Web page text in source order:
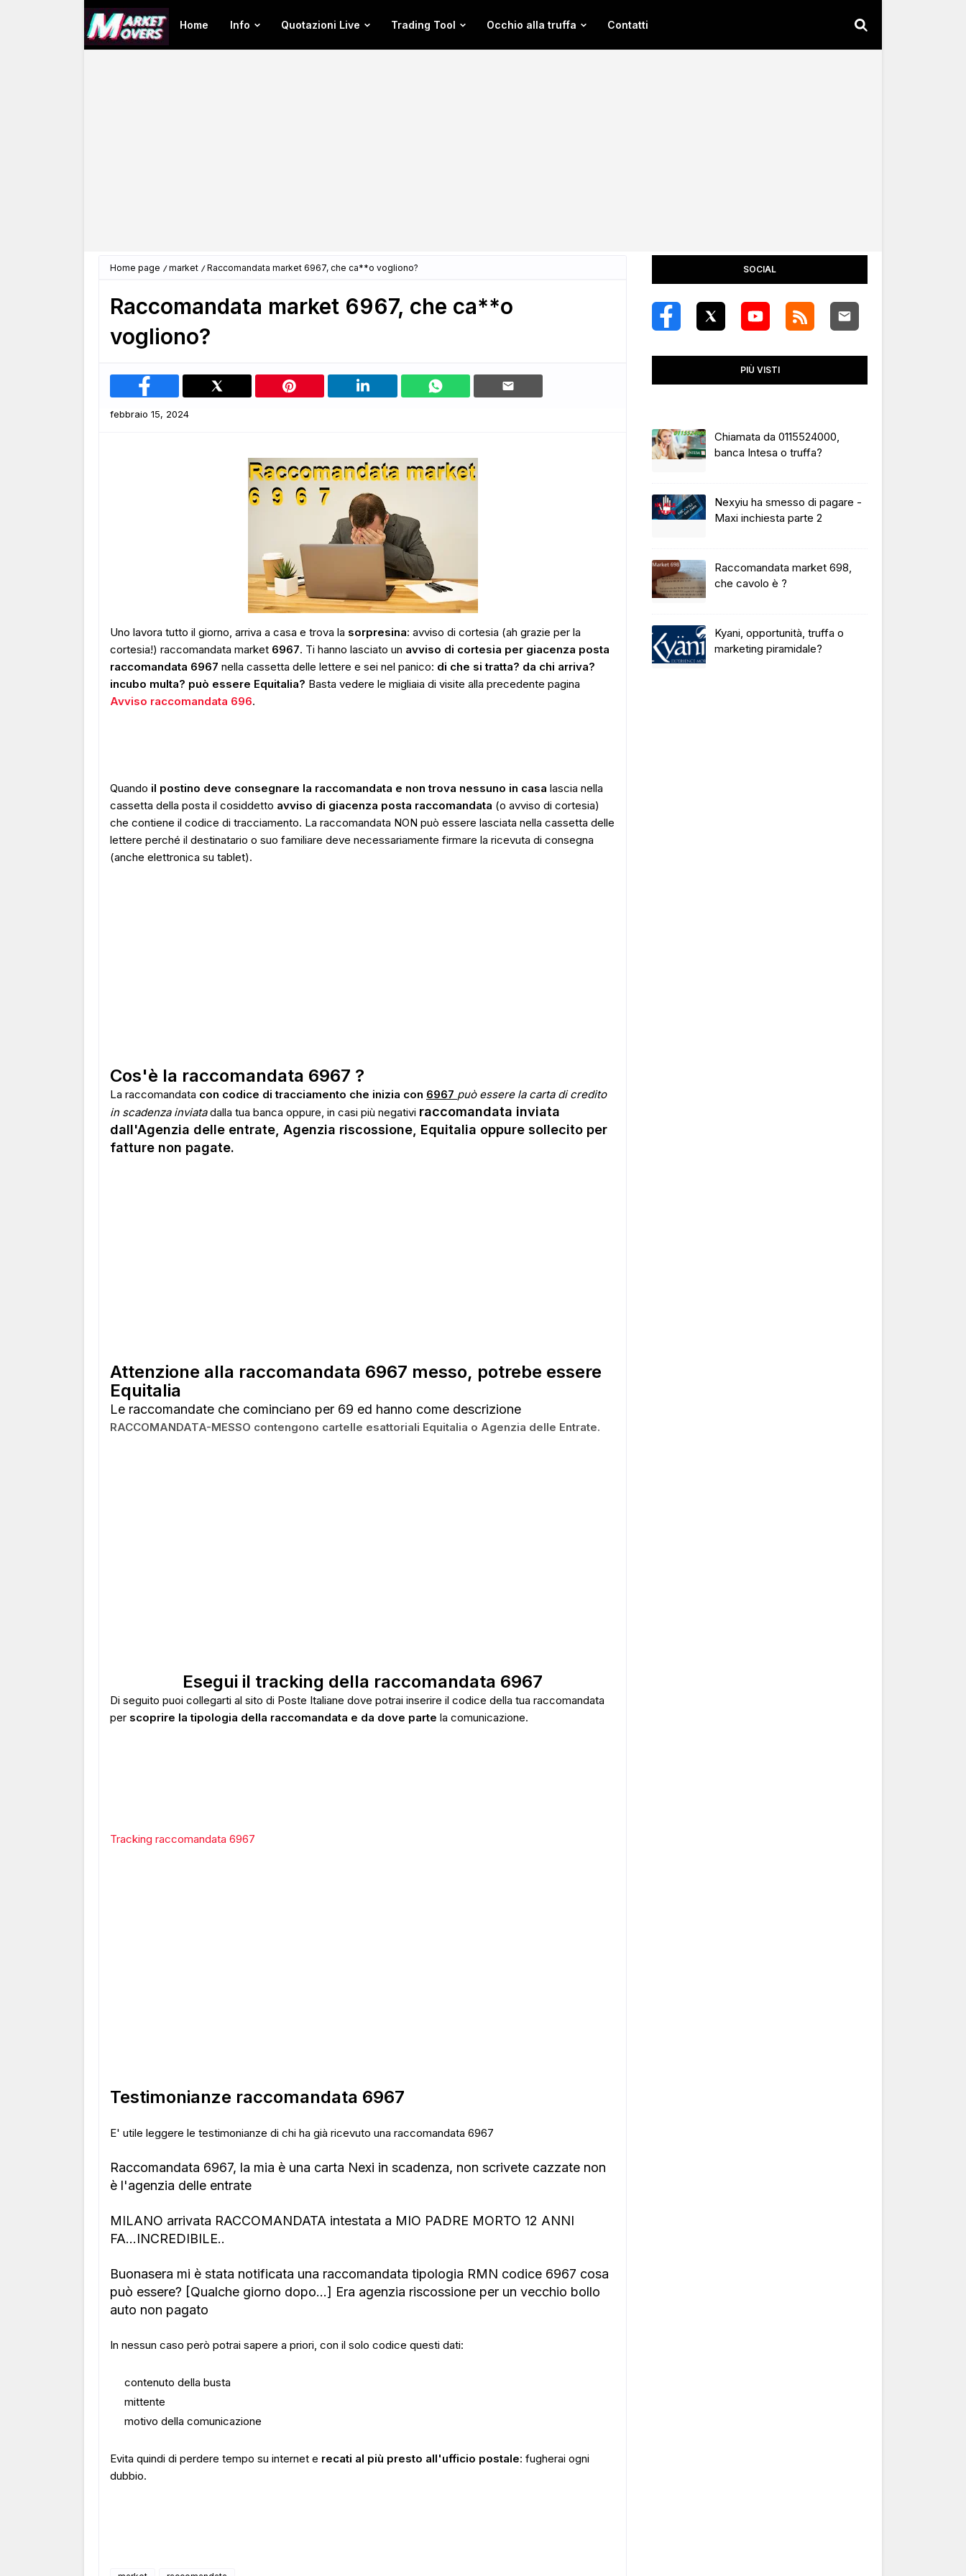
Home Info Quotazioni Live Trading Tool Occhio alla truffa Contatti
Home page market Raccomandata market 6967, che ca**o vogliono?
Raccomandata market 6967, che ca**o
vogliono?
febbraio 15, 2024
Uno lavora tutto il giorno, arriva a casa e trova la sorpresina: avviso di cortesia (ah grazie per la
cortesia!) raccomandata market 6967. Ti hanno lasciato un avviso di cortesia per giacenza posta
raccomandata 6967 nella cassetta delle lettere e sei nel panico: di che si tratta? da chi arriva?
incubo multa? può essere Equitalia? Basta vedere le migliaia di visite alla precedente pagina
Avviso raccomandata 696.
Quando il postino deve consegnare la raccomandata e non trova nessuno in casa lascia nella
cassetta della posta il cosiddetto avviso di giacenza posta raccomandata (o avviso di cortesia)
che contiene il codice di tracciamento. La raccomandata NON può essere lasciata nella cassetta delle
lettere perché il destinatario o suo familiare deve necessariamente firmare la ricevuta di consegna
(anche elettronica su tablet).
Cos'è la raccomandata 6967 ?
La raccomandata con codice di tracciamento che inizia con 6967 può essere la carta di credito
in scadenza inviatadalla tua banca oppure, in casi più negativi raccomandata inviata
dall'Agenzia delle entrate, Agenzia riscossione, Equitalia oppure sollecito per
fatture non pagate.
Attenzione alla raccomandata 6967 messo, potrebe essere
Equitalia
Le raccomandate che cominciano per 69 ed hanno come descrizione
RACCOMANDATA-MESSO contengono cartelle esattoriali Equitalia o Agenzia delle Entrate.
Esegui il tracking della raccomandata 6967
Di seguito puoi collegarti al sito di Poste Italiane dove potrai inserire il codice della tua raccomandata
per scoprire la tipologia della raccomandata e da dove parte la comunicazione.
Tracking raccomandata 6967
Testimonianze raccomandata 6967
E' utile leggere le testimonianze di chi ha già ricevuto una raccomandata 6967
Raccomandata 6967, la mia è una carta Nexi in scadenza, non scrivete cazzate non
è l'agenzia delle entrate
MILANO arrivata RACCOMANDATA intestata a MIO PADRE MORTO 12 ANNI
FA...INCREDIBILE..
Buonasera mi è stata notificata una raccomandata tipologia RMN codice 6967 cosa
può essere? [Qualche giorno dopo...] Era agenzia riscossione per un vecchio bollo
auto non pagato
In nessun caso però potrai sapere a priori, con il solo codice questi dati:
contenuto della busta
mittente
motivo della comunicazione
Evita quindi di perdere tempo su internet e recati al più presto all'ufficio postale: fugherai ogni
dubbio.
SOCIAL
PIÙ VISTI
Chiamata da 0115524000,
banca Intesa o truffa?
Nexyiu ha smesso di pagare -
Maxi inchiesta parte 2
Raccomandata market 698,
che cavolo è ?
Kyani, opportunità, truffa o
marketing piramidale?